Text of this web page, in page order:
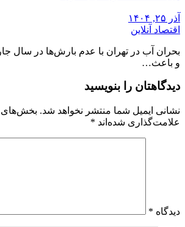
آذر ۲۵, ۱۴۰۴
اقتصاد آنلاین
بحران آب در تهران با عدم بارش‌ها در سال
و باعث…
دیدگاهتان را بنویسید
نشانی ایمیل شما منتشر نخواهد شد. بخش‌های
علامت‌گذاری شده‌اند *
دیدگاه *